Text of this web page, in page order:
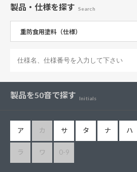
製品・仕様を探す Search
製品を50音で探す Initials
ア カ サ タ ナ ハ
ラ ワ 0-9